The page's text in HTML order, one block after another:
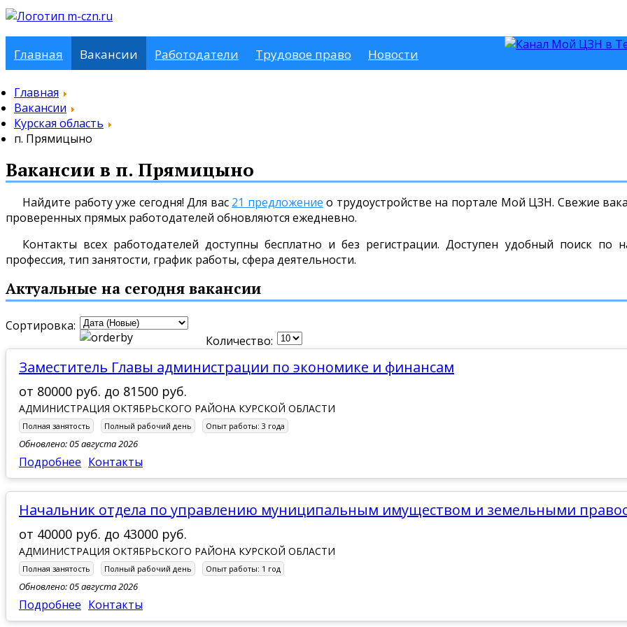
Главная Вакансии Работодатели Трудовое право Новости
Главная
Вакансии
Курская область
п. Прямицыно
Вакансии в п. Прямицыно
Найдите работу уже сегодня! Для вас 21 предложение о трудоустройстве на портале Мой ЦЗН. Свежие
проверенных прямых работодателей обновляются ежедневно.
Контакты всех работодателей доступны бесплатно и без регистрации. Доступен удобный поиск по
профессия, тип занятости, график работы, сфера деятельности.
Актуальные на сегодня вакансии
Сортировка:
Количество:
заместитель Главы администрации по экономике и финансам
от 80000 руб. до 81500 руб.
АДМИНИСТРАЦИЯ ОКТЯБРЬСКОГО РАЙОНА КУРСКОЙ ОБЛАСТИ
Полная занятость Полный рабочий день Опыт работы: 3 года
Обновлено: 05 августа 2026
Подробнее Контакты
Начальник отдела по управлению муниципальным имуществом и земельными
от 40000 руб. до 43000 руб.
АДМИНИСТРАЦИЯ ОКТЯБРЬСКОГО РАЙОНА КУРСКОЙ ОБЛАСТИ
Полная занятость Полный рабочий день Опыт работы: 1 год
Обновлено: 05 августа 2026
Подробнее Контакты